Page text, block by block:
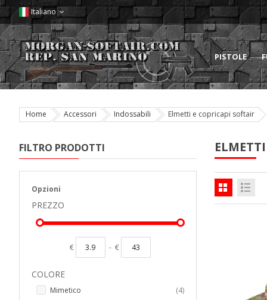
Italiano
PISTOLE
Home Accessori Indossabili Elmetti e copricapi softair
FILTRO PRODOTTI
Opzioni
PREZZO
€ - €
COLORE
Mimetico 4elementi